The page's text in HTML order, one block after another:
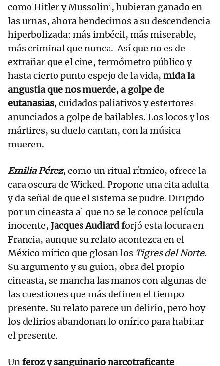
como Hitler y Mussolini, hubieran ganado en
las urnas, ahora bendecimos a su descendencia
hiperbolizada: más imbécil, más miserable,
más criminal que nunca. Así que no es de
extrañar que el cine, termómetro público y
hasta cierto punto espejo de la vida, mida la
angustia que nos muerde, a golpe de
eutanasias, cuidados paliativos y estertores
anunciados a golpe de bailables. Los locos y los
mártires, su duelo cantan, con la música
mueren.
Emilia Pérez, como un ritual rítmico, ofrece la
cara oscura de Wicked. Propone una cita adulta
y da señal de que el sistema se pudre. Dirigido
por un cineasta al que no se le conoce película
inocente, Jacques Audiard forjó esta locura en
Francia, aunque su relato acontezca en el
México mítico que glosan los Tigres del Norte.
Su argumento y su guion, obra del propio
cineasta, se mancha las manos con algunas de
las cuestiones que más definen el tiempo
presente. Su relato parece un delirio, pero hoy
los delirios abandonan lo onírico para habitar
el presente.
Unferoz y sanguinario narcotraficante